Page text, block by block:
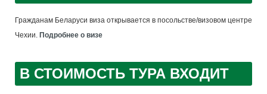
Гражданам Беларуси виза открывается в посольстве/визовом центре
Чехии. Подробнее о визе
В СТОИМОСТЬ ТУРА ВХОДИТ